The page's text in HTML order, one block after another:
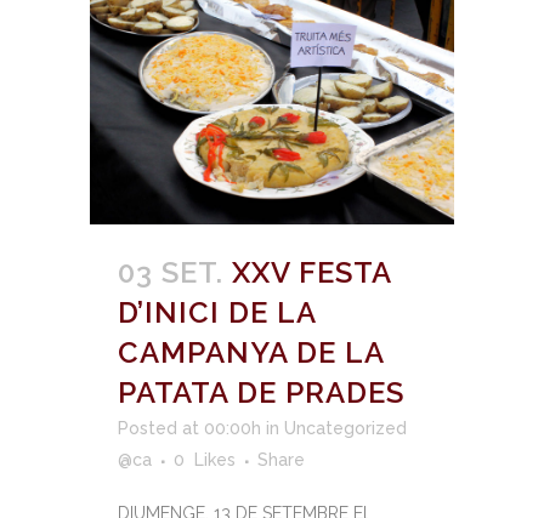
03 SET. XXV FESTA
D’INICI DE LA
CAMPANYA DE LA
PATATA DE PRADES
Posted at 00:00h in Uncategorized
@ca
0 Likes Share
DIUMENGE, 13 DE SETEMBRE El